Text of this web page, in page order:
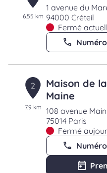
6.55 km
1 avenue du
94000 Créteil
Fermé
Numéro
2
7.9 km
Maison de
Maine
108 avenue
75014 Paris
Fermé
Numéro